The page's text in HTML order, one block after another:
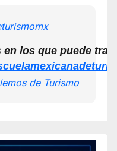
en los que puede
de Turismo